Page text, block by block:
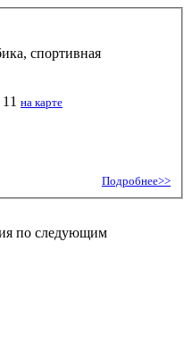
спортивная
на карте
Подробнее>>
по следующим